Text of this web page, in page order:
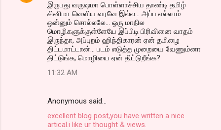
இருபது வருஷமா பொள்ளாச்சிய தாண்டி தமிழ்
சினிமா வெளிய வரவே இல்ல... அப்ப எல்லாம்
ஒன்னும் சொல்லலே... ஒரு மாநில
மொழிகளுக்குள்ளேயே இப்பிடி பிரிவினை வாதம்
இருந்தா, அப்புறம் ஹிந்திகாரன் ஏன் தமிழை
திட்டமாட்டான்... படம் எடுத்த முறையை வேணும்னா
திட்டுங்க, மொழியை ஏன் திட்டுறீங்க?
11:32 AM
Anonymous said…
excellent blog post,you have written a nice
artical.i like ur thought & views.